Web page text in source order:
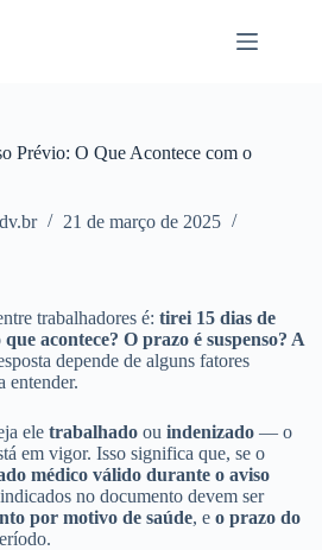
Prévio: O Que Acontece com o
21 de março de 2025
trabalhadores é: tirei 15 dias de
acontece? O prazo é suspenso? A
depende de alguns fatores
entender.
ele trabalhado ou indenizado — o
em vigor. Isso significa que, se o
médico válido durante o aviso
no documento devem ser
por motivo de saúde, e o prazo do